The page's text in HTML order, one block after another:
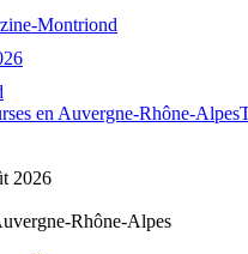
Montriond
en Auvergne-Rhône-Alpes
2026
Rhône-Alpes